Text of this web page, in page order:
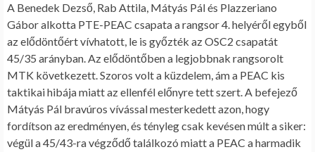
A Benedek Dezső, Rab Attila, Mátyás Pál és Plazzeriano
Gábor alkotta PTE-PEAC csapata a rangsor 4. helyéről egyből
az elődöntőért vívhatott, le is győzték az OSC2 csapatát
45/35 arányban. Az elődöntőben a legjobbnak rangsorolt
MTK következett. Szoros volt a küzdelem, ám a PEAC kis
taktikai hibája miatt az ellenfél előnyre tett szert. A befejező
Mátyás Pál bravúros vívással mesterkedett azon, hogy
fordítson az eredményen, és tényleg csak kevésen múlt a siker:
végül a 45/43-ra végződő találkozó miatt a PEAC a harmadik